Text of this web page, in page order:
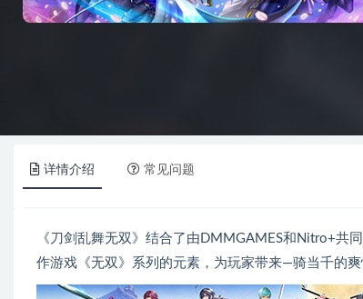
详情介绍 常见问题
《刀剑乱舞无双》结合了由DMMGAMES和Nitro+共
作游戏《无双》系列的元素，为玩家带来—骑当千的爽